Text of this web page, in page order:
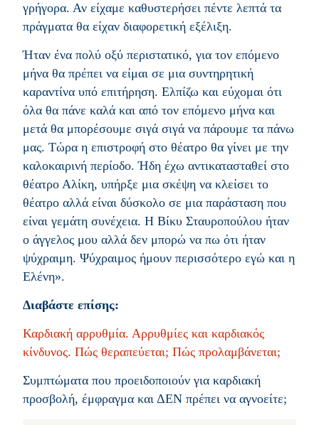
γρήγορα. Αν είχαμε καθυστερήσει πέντε λεπτά τα
πράγματα θα είχαν διαφορετική εξέλιξη.
Ήταν ένα πολύ οξύ περιστατικό, για τον επόμενο
μήνα θα πρέπει να είμαι σε μια συντηρητική
καραντίνα υπό επιτήρηση. Ελπίζω και εύχομαι ότι
όλα θα πάνε καλά και από τον επόμενο μήνα και
μετά θα μπορέσουμε σιγά σιγά να πάρουμε τα πάνω
μας. Τώρα η επιστροφή στο θέατρο θα γίνει με την
καλοκαιρινή περίοδο. Ήδη έχω αντικατασταθεί στο
θέατρο Αλίκη, υπήρξε μια σκέψη να κλείσει το
θέατρο αλλά είναι δύσκολο σε μια παράσταση που
είναι γεμάτη συνέχεια. Η Βίκυ Σταυροπούλου ήταν
ο άγγελος μου αλλά δεν μπορώ να πω ότι ήταν
ψύχραιμη. Ψύχραιμος ήμουν περισσότερο εγώ και η
Ελένη».
Διαβάστε επίσης:
Καρδιακή αρρυθμία. Αρρυθμίες και καρδιακός
κίνδυνος. Πώς θεραπεύεται; Πώς προλαμβάνεται;
Συμπτώματα που προειδοποιούν για καρδιακή
προσβολή, έμφραγμα και ΔΕΝ πρέπει να αγνοείτε;